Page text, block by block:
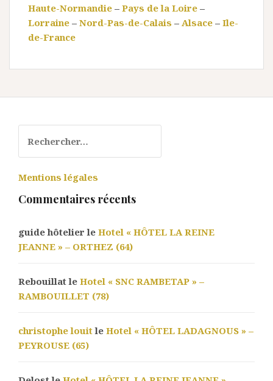
Haute-Normandie – Pays de la Loire –
Lorraine – Nord-Pas-de-Calais – Alsace – Ile-
de-France
Mentions légales
Commentaires récents
guide hôtelier le Hotel « HÔTEL LA REINE
JEANNE » – ORTHEZ (64)
Rebouillat le Hotel « SNC RAMBETAP » –
RAMBOUILLET (78)
christophe louitle Hotel « HÔTEL LADAGNOUS » –
PEYROUSE (65)